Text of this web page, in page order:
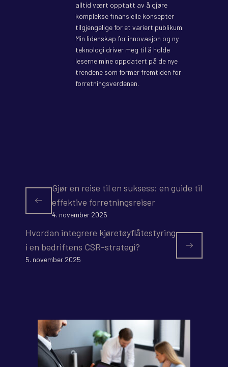
alltid vært opptatt av å gjøre
komplekse finansielle konsepter
tilgjengelige for et variert publikum.
Min lidenskap for innovasjon og ny
teknologi driver meg til å holde
leserne mine oppdatert på de nye
trendene som former fremtiden for
forretningsverdenen.
Gjør en reise til en suksess: en guide til
effektive forretningsreiser
4. november 2025
Hvordan integrere kjøretøyflåtestyring
i en bedriftens CSR-strategi?
5. november 2025